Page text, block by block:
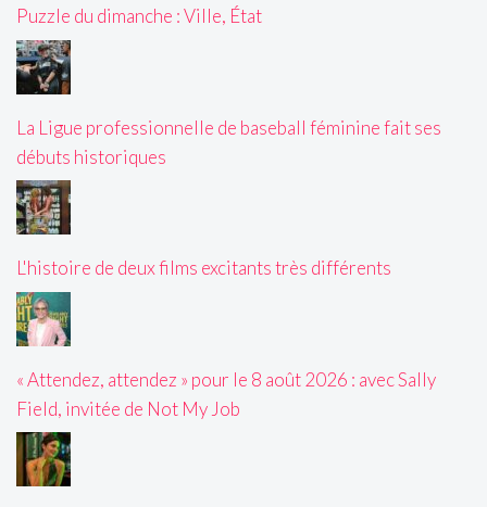
Puzzle du dimanche : Ville, État
La Ligue professionnelle de baseball féminine fait ses
débuts historiques
L'histoire de deux films excitants très différents
« Attendez, attendez » pour le 8 août 2026 : avec Sally
Field, invitée de Not My Job